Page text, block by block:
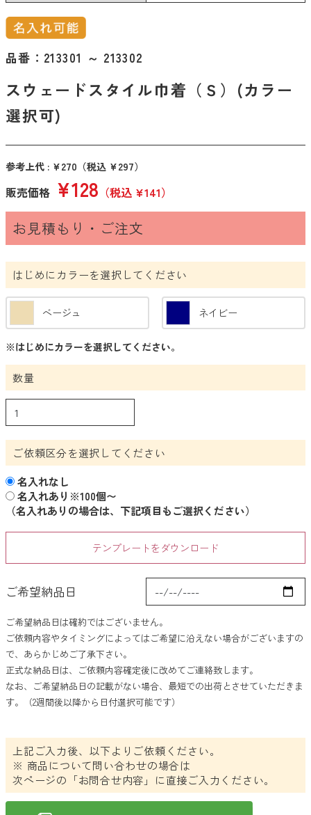
巾着・ポーチ
タオル・ハンカチ
傘・雨具
PC・スマホグッズ
筆記用具
文具・ステーショナリー
時計・カレンダー
あったかグッズ
ファッショングッズ
防災・防犯グッズ
アウトドア・旅行・レジャー
お掃除グッズ
グルメ・食品
雑貨
ブラック
レッド
ピンク
ブルー
グリーン
品番： 213301 ～ 213302
スウェードスタイル巾着（Ｓ）(カラー
選択可)
参考上代 : ¥270 （税込 ¥297）
販売価格 ¥128 （税込 ¥141）
お見積もり・ご注文
はじめにカラーを選択してください
ベージュ ネイビー
※はじめにカラーを選択してください。
数量
ご依頼区分を選択してください
名入れなし
名入れあり※100個〜
（名入れありの場合は、下記項目もご選択ください）
テンプレートをダウンロード
ご希望納品日
ご希望納品日は確約ではございません。
ご依頼内容やタイミングによってはご希望に沿えない場合がございますの
で、あらかじめご了承下さい。
正式な納品日は、ご依頼内容確定後に改めてご連絡致します。
なお、ご希望納品日の記載がない場合、最短での出荷とさせていただきま
す。（2週間後以降から日付選択可能です）
上記ご入力後、以下よりご依頼ください。
※ 商品について問い合わせの場合は
次ページの「お問合せ内容」に直接ご入力ください。